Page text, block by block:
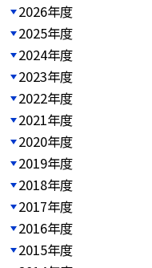
2026年度
2025年度
2024年度
2023年度
2022年度
2021年度
2020年度
2019年度
2018年度
2017年度
2016年度
2015年度